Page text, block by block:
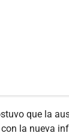
que la
la nueva